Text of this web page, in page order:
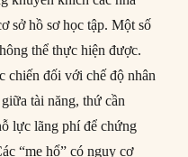
sở hồ sơ học tập. Một số
thể thực hiện được.
chiến đối với chế độ nhân
tài năng, thứ cần
lực lãng phí để chứng
“mẹ hổ” có nguy cơ